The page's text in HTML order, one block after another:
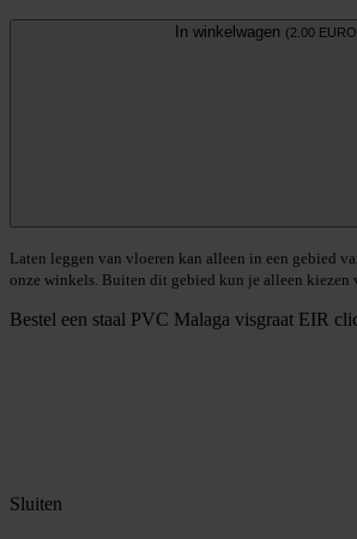
In winkelwagen (2.00
Laten leggen van vloeren kan alleen in een gebied
onze winkels. Buiten dit gebied kun je alleen kiezen
Bestel een staal PVC Malaga visgraat EIR
Sluiten